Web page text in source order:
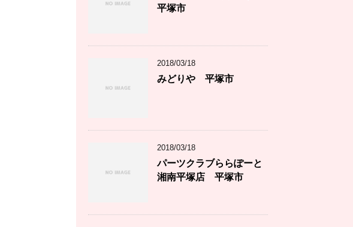
平塚市
2018/03/18
みどりや 平塚市
2018/03/18
パーツクラブららぽーと
湘南平塚店 平塚市